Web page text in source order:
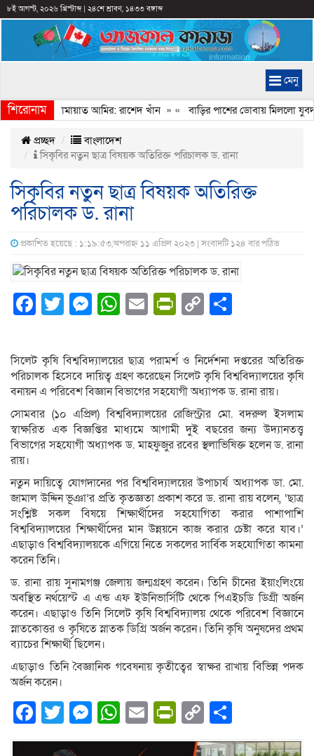
৮ই আগস্ট, ২০২৬ খ্রিস্টাব্দ| ২৪শে শ্রাবণ, ১৪৩৩ বঙ্গাব্দ
মেনু
শিরোনাম
করেন জামায়াত আমির: রাশেদ খাঁন» «বাড়ির পাশের ডোবায় মিললো
প্রচ্ছদ
বাংলাদেশ
সিকৃবির নতুন ছাত্র বিষয়ক অতিরিক্ত পরিচালক ড. রানা
সিকৃবির নতুন ছাত্র বিষয়ক অতিরিক্ত
পরিচালক ড. রানা
প্রকাশিত হয়েছে : ১:১৯:৫৩,অপরাহ্ন ১১ এপ্রিল ২০২৩ | সংবাদটি ১২৪ বার পঠিত
Facebook
Twitter
Messenger
WhatsApp
EmailPrintFriendly
Copy
সিলেট কৃষি বিশ্ববিদ্যালয়ের ছাত্র পরামর্শ ও নির্দেশনা দপ্তরের অতিরিক্ত
পরিচালক হিসেবে দায়িত্ব গ্রহণ করেছেন সিলেট কৃষি বিশ্ববিদ্যালয়ের কৃষি
বনায়ন এ পরিবেশ বিজ্ঞান বিভাগের সহযোগী অধ্যাপক ড. রানা রায়।
সোমবার (১০ এপ্রিল) বিশ্ববিদ্যালয়ের রেজিস্ট্রার মো. বদরুল ইসলাম
স্বাক্ষরিত এক বিজ্ঞপ্তির মাধ্যমে আগামী দুই বছরের জন্য উদ্যানতত্ত্ব
বিভাগের সহযোগী অধ্যাপক ড. মাহফুজুর রবের স্থলাভিষিক্ত হলেন ড. রানা
রায়।
নতুন দায়িত্বে যোগদানের পর বিশ্ববিদ্যালয়ের উপাচার্য অধ্যাপক ডা. মো.
জামাল উদ্দিন ভূঞা’র প্রতি কৃতজ্ঞতা প্রকাশ করে ড. রানা রায় বলেন, ‘ছাত্র
সংশ্লিষ্ট সকল বিষয়ে শিক্ষার্থীদের সহযোগিতা করার পাশাপাশি
বিশ্ববিদ্যালয়ের শিক্ষার্থীদের মান উন্নয়নে কাজ করার চেষ্টা করে যাব।’
এছাড়াও বিশ্ববিদ্যালয়কে এগিয়ে নিতে সকলের সার্বিক সহযোগিতা কামনা
করেন তিনি।
ড. রানা রায় সুনামগঞ্জ জেলায় জন্মগ্রহণ করেন। তিনি চীনের ইয়াংলিংয়ে
অবস্থিত নর্থয়েস্ট এ এন্ড এফ ইউনিভার্সিটি থেকে পিএইচডি ডিগ্রী অর্জন
করেন। এছাড়াও তিনি সিলেট কৃষি বিশ্ববিদ্যালয় থেকে পরিবেশ বিজ্ঞানে
স্নাতকোত্তর ও কৃষিতে স্নাতক ডিগ্রি অর্জন করেন। তিনি কৃষি অনুষদের প্রথম
ব্যাচের শিক্ষার্থী ছিলেন।
এছাড়াও তিনি বৈজ্ঞানিক গবেষনায় কৃতীত্বের স্বাক্ষর রাখায় বিভিন্ন পদক
অর্জন করেন।
Facebook
Twitter
Messenger
WhatsApp
EmailPrintFriendly
Copy
Link